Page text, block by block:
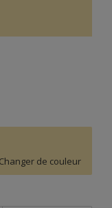
Changer de couleur